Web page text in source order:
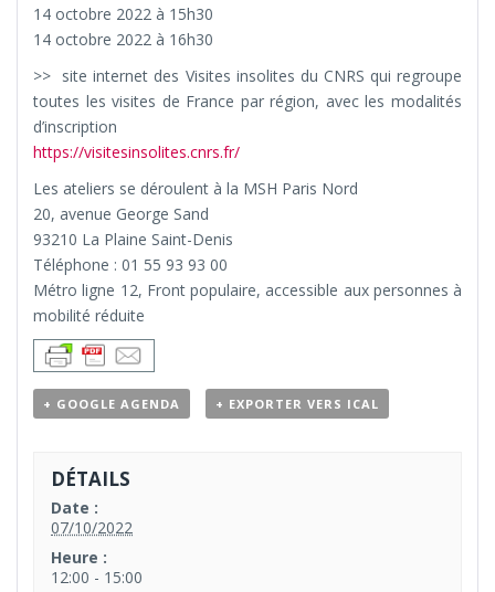
14 octobre 2022 à 15h30
14 octobre 2022 à 16h30
>> site internet des Visites insolites du CNRS qui regroupe
toutes les visites de France par région, avec les modalités
d’inscription
https://visitesinsolites.cnrs.fr/
Les ateliers se déroulent à la MSH Paris Nord
20, avenue George Sand
93210 La Plaine Saint-Denis
Téléphone : 01 55 93 93 00
Métro ligne 12, Front populaire, accessible aux personnes à
mobilité réduite
+ GOOGLE AGENDA + EXPORTER VERS ICAL
DÉTAILS
Date :
07/10/2022
Heure :
12:00 - 15:00